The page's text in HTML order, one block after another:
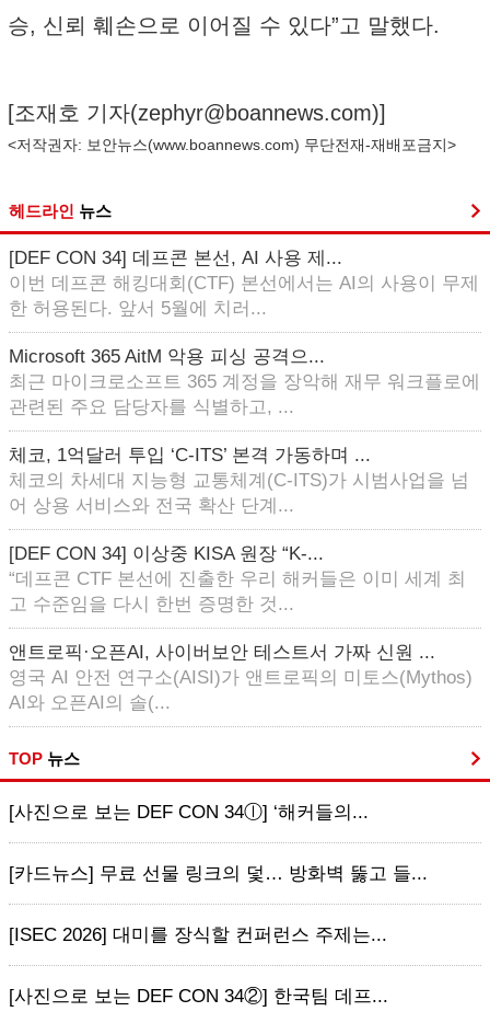
승, 신뢰 훼손으로 이어질 수 있다”고 말했다.
[조재호 기자(zephyr@boannews.com)]
<저작권자: 보안뉴스(www.boannews.com) 무단전재-재배포금지>
헤드라인 뉴스
[DEF CON 34] 데프콘 본선, AI 사용 제...
이번 데프콘 해킹대회(CTF) 본선에서는 AI의 사용이 무제
한 허용된다. 앞서 5월에 치러...
Microsoft 365 AitM 악용 피싱 공격으...
최근 마이크로소프트 365 계정을 장악해 재무 워크플로에
관련된 주요 담당자를 식별하고, ...
체코, 1억달러 투입 ‘C-ITS’ 본격 가동하며 ...
체코의 차세대 지능형 교통체계(C-ITS)가 시범사업을 넘
어 상용 서비스와 전국 확산 단계...
[DEF CON 34] 이상중 KISA 원장 “K-...
“데프콘 CTF 본선에 진출한 우리 해커들은 이미 세계 최
고 수준임을 다시 한번 증명한 것...
앤트로픽·오픈AI, 사이버보안 테스트서 가짜 신원 ...
영국 AI 안전 연구소(AISI)가 앤트로픽의 미토스(Mythos)
AI와 오픈AI의 솔(...
TOP 뉴스
[사진으로 보는 DEF CON 34ⓛ] ‘해커들의...
[카드뉴스] 무료 선물 링크의 덫… 방화벽 뚫고 들...
[ISEC 2026] 대미를 장식할 컨퍼런스 주제는...
[사진으로 보는 DEF CON 34②] 한국팀 데프...